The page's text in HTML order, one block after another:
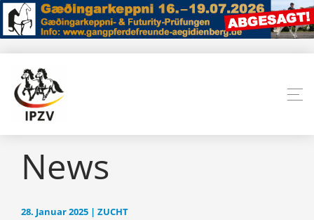
News
28. Januar 2025 | ZUCHT